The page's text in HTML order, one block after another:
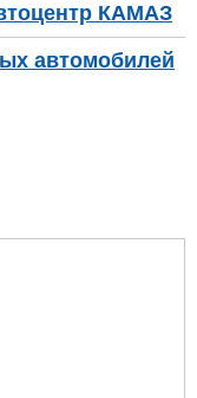
КАМАЗ
автомобилей